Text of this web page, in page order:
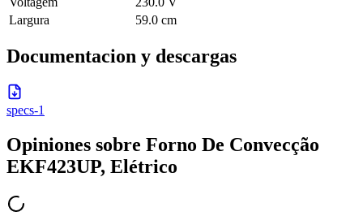
Largura
59.0 cm
Documentacion y descargas
specs-1
Opiniones sobre Forno De Convecção
EKF423UP, Elétrico